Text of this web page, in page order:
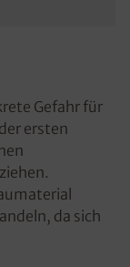
Gefahr für
ersten
da sich